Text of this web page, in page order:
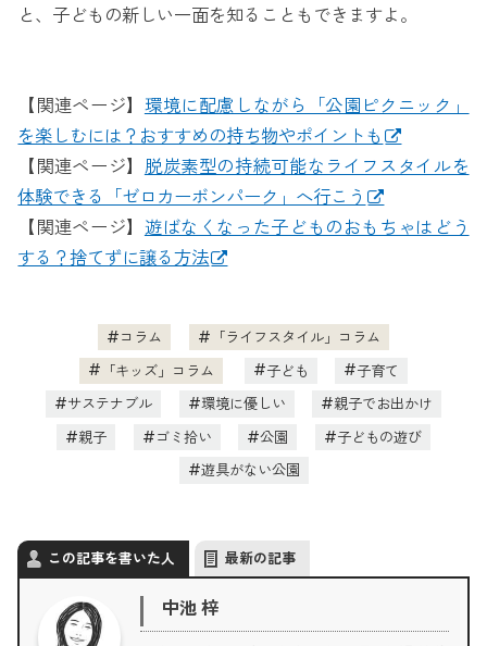
と、子どもの新しい一面を知ることもできますよ。
【関連ページ】 環境に配慮しながら「公園ピクニック」
を楽しむには？おすすめの持ち物やポイントも
【関連ページ】 脱炭素型の持続可能なライフスタイルを
体験できる「ゼロカーボンパーク」へ行こう
【関連ページ】 遊ばなくなった子どものおもちゃはどう
する？捨てずに譲る方法
コラム
「ライフスタイル」コラム
「キッズ」コラム
子ども
子育て
サステナブル
環境に優しい
親子でお出かけ
親子
ゴミ拾い 公園
子どもの遊び
遊具がない公園
この記事を書いた人 最新の記事
中池 梓